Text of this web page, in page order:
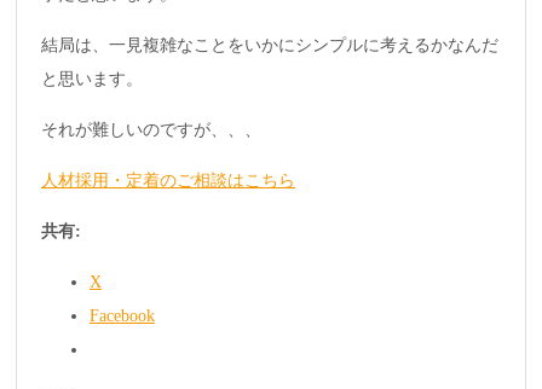
結局は、一見複雑なことをいかにシンプルに考えるかなんだ
と思います。
それが難しいのですが、、、
人材採用・定着のご相談はこちら
共有:
X
Facebook